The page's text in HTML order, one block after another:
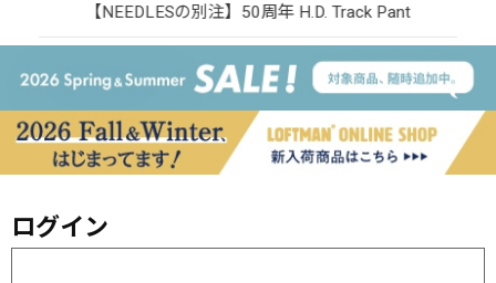
【NEEDLESの別注】50周年 H.D. Track Pant
ログイン